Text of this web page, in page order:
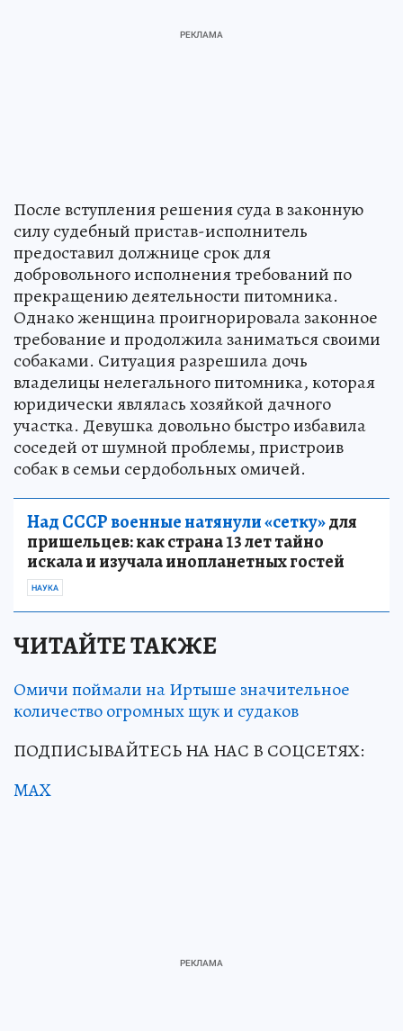
После вступления решения суда в законную
силу судебный пристав-исполнитель
предоставил должнице срок для
добровольного исполнения требований по
прекращению деятельности питомника.
Однако женщина проигнорировала законное
требование и продолжила заниматься своими
собаками. Ситуация разрешила дочь
владелицы нелегального питомника, которая
юридически являлась хозяйкой дачного
участка. Девушка довольно быстро избавила
соседей от шумной проблемы, пристроив
собак в семьи сердобольных омичей.
Над СССР военные натянули «сетку»для
пришельцев: как страна 13 лет тайно
искала и изучала инопланетных гостей
НАУКА
ЧИТАЙТЕ ТАКЖЕ
Омичи поймали на Иртыше значительное
количество огромных щук и судаков
ПОДПИСЫВАЙТЕСЬ НА НАС В СОЦСЕТЯХ:
MAX